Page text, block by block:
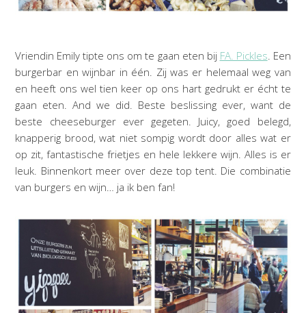
Vriendin Emily tipte ons om te gaan eten bij FA. Pickles. Een
burgerbar en wijnbar in één. Zij was er helemaal weg van
en heeft ons wel tien keer op ons hart gedrukt er écht te
gaan eten. And we did. Beste beslissing ever, want de
beste cheeseburger ever gegeten. Juicy, goed belegd,
knapperig brood, wat niet sompig wordt door alles wat er
op zit, fantastische frietjes en hele lekkere wijn. Alles is er
leuk. Binnenkort meer over deze top tent. Die combinatie
van burgers en wijn… ja ik ben fan!